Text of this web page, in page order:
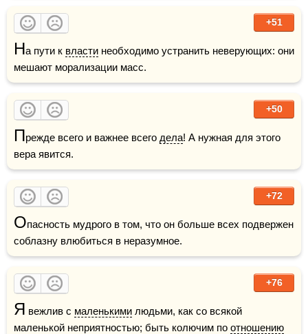
+51
На пути к власти необходимо устранить неверующих: они
мешают морализации масс.
+50
Прежде всего и важнее всего дела! А нужная для этого
вера явится.
+72
Опасность мудрого в том, что он больше всех подвержен
соблазну влюбиться в неразумное.
+76
Я вежлив с маленькими людьми, как со всякой
маленькой неприятностью; быть колючим по отношению